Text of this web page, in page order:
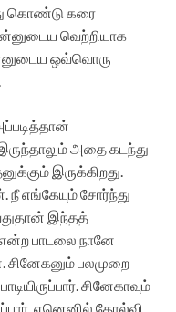
கொண்டு கரை
வெற்றியாக
ஒவ்வொரு
அதை கடந்து
இருக்கிறது.
நீ எங்கேயும் சோர்ந்து
இந்தத்
என்ற பாடலை நானே
சினேகனும் பலமுறை
சினேகாவும்
ஏனெனில் தோல்வி